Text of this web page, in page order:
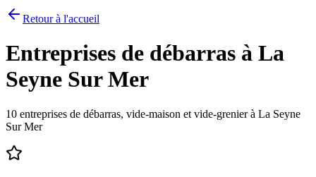
Retour à l'accueil
Entreprises de débarras à La
Seyne Sur Mer
10 entreprises de débarras, vide-maison et vide-grenier à La Seyne
Sur Mer